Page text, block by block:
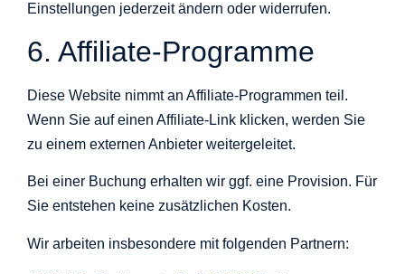
Einstellungen jederzeit ändern oder widerrufen.
6. Affiliate-Programme
Diese Website nimmt an Affiliate-Programmen teil.
Wenn Sie auf einen Affiliate-Link klicken, werden Sie
zu einem externen Anbieter weitergeleitet.
Bei einer Buchung erhalten wir ggf. eine Provision. Für
Sie entstehen keine zusätzlichen Kosten.
Wir arbeiten insbesondere mit folgenden Partnern: